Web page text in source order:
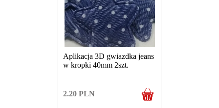
Aplikacja 3D gwiazdka jeans
w kropki 40mm 2szt.
2.20 PLN